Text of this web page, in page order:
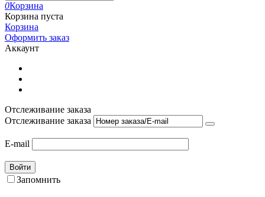
0Корзина
Корзина пуста
Корзина
Оформить заказ
Аккаунт
Отслеживание заказа
Отслеживание заказа
E-mail
Войти
Запомнить